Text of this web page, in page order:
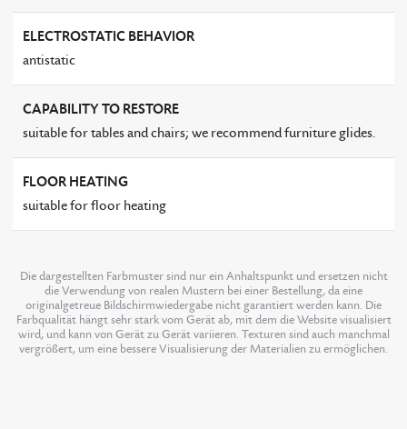
ELECTROSTATIC BEHAVIOR
antistatic
CAPABILITY TO RESTORE
suitable for tables and chairs; we recommend furniture glides.
FLOOR HEATING
suitable for floor heating
Die dargestellten Farbmuster sind nur ein Anhaltspunkt und ersetzen nicht
die Verwendung von realen Mustern bei einer Bestellung, da eine
originalgetreue Bildschirmwiedergabe nicht garantiert werden kann. Die
Farbqualität hängt sehr stark vom Gerät ab, mit dem die Website visualisiert
wird, und kann von Gerät zu Gerät variieren. Texturen sind auch manchmal
vergrößert, um eine bessere Visualisierung der Materialien zu ermöglichen.